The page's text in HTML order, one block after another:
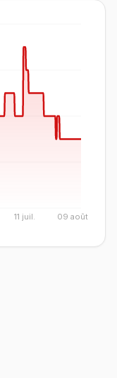
11 juil. 09 août